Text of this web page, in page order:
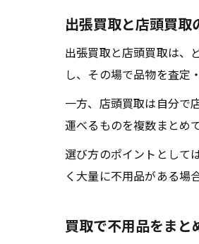
出張買取と店頭買取
出張買取と店頭買取は、
し、その場で品物を査定
一方、店頭買取は自分で
運べるものを複数まとめ
選び方のポイントとして
く大量に不用品がある場
買取で不用品をまと